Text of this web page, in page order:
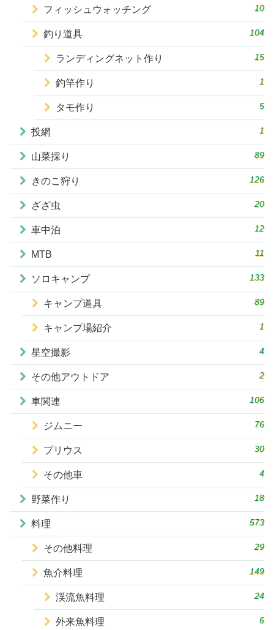
フィッシュウォッチング 10
釣り道具 104
ランディングネット作り 15
釣竿作り 1
タモ作り 5
投網 1
山菜採り 89
きのこ狩り 126
ざざ虫 20
車中泊 12
MTB 11
ソロキャンプ 133
キャンプ道具 89
キャンプ場紹介 1
星空撮影 4
その他アウトドア 2
車関連 106
ジムニー 76
プリウス 30
その他車 4
野菜作り 18
料理 573
その他料理 29
魚介料理 149
渓流魚料理 24
外来魚料理 6